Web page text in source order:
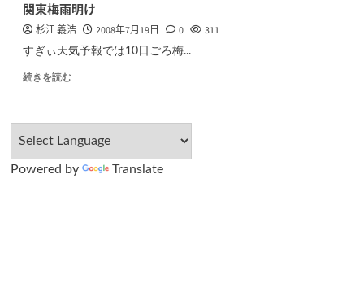
関東梅雨明け
杉江 義浩 2008年7月19日 0 311
すぎぃ天気予報では10日ごろ梅...
続きを読む
Powered by Translate